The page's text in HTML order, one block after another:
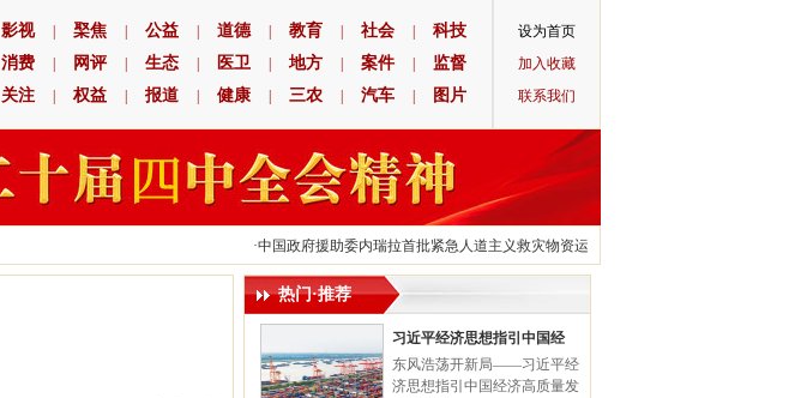
影视 棸焦 公益 道德 教育 社会
科技
消费 网评 生态 医卫 地方 案件
监督
关注 权益 报道 健康 三农 汽车 图片
设为首页
加入收藏
联系我们
中国政府援助委内瑞拉首批紧急人道主义救灾物资运抵·
热门·推荐
习近平经济思想指引中国经
东风浩荡开新局——习近平经
济思想指引中国经济高质量发